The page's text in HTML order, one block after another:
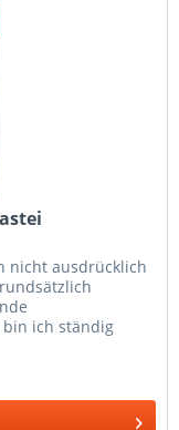
nicht ausdrücklich
ich ständig